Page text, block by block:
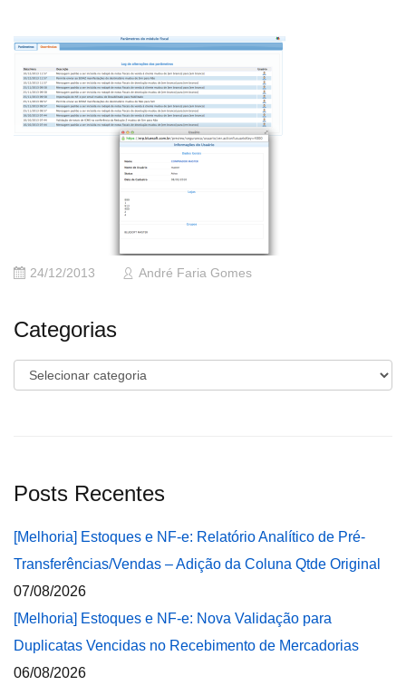
24/12/2013 André Faria Gomes
Categorias
Categorias
Posts Recentes
[Melhoria] Estoques e NF-e: Relatório Analítico de Pré-
Transferências/Vendas – Adição da Coluna Qtde Original
07/08/2026
[Melhoria] Estoques e NF-e: Nova Validação para
Duplicatas Vencidas no Recebimento de Mercadorias
06/08/2026